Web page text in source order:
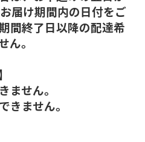
届け期間内の日付をご
間終了日以降の配達希
ん。
せん。
ません。